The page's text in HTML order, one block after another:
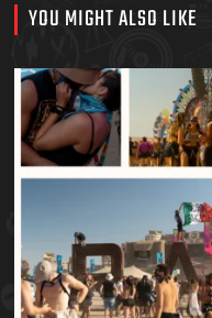
YOU MIGHT ALSO LIKE